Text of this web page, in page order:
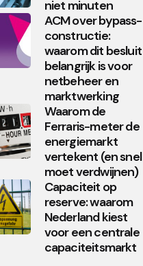
niet minuten
ACM over bypass-
constructie:
waarom dit besluit
belangrijk is voor
netbeheer en
marktwerking
Waarom de
Ferraris-meter de
energiemarkt
vertekent (en snel
moet verdwijnen)
Capaciteit op
reserve: waarom
Nederland kiest
voor een centrale
capaciteitsmarkt